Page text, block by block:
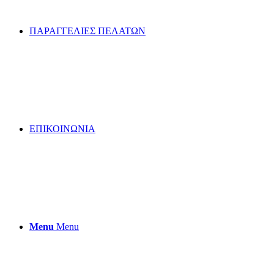
ΠΑΡΑΓΓΕΛΙΕΣ ΠΕΛΑΤΩΝ
ΕΠΙΚΟΙΝΩΝΙΑ
Menu Menu